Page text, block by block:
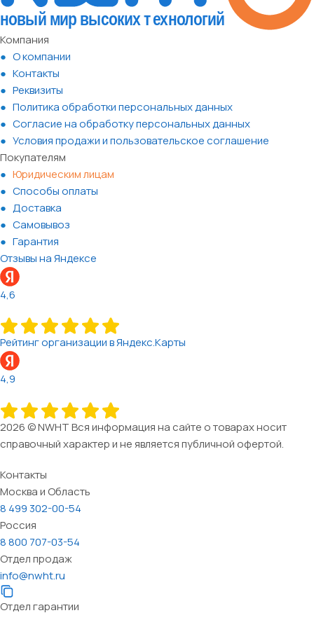
Компания
О компании
Контакты
Реквизиты
Политика обработки персональных данных
Согласие на обработку персональных данных
Условия продажи и пользовательское соглашение
Покупателям
Юридическим лицам
Способы оплаты
Доставка
Самовывоз
Гарантия
Отзывы на Яндексе
4,6
Рейтинг организации в Яндекс.Карты
4,9
2026 © NWHT Вся информация на сайте о товарах носит
справочный характер и не является публичной офертой.
Контакты
Москва и Область
8 499 302-00-54
Россия
8 800 707-03-54
Отдел продаж
info@nwht.ru
Отдел гарантии